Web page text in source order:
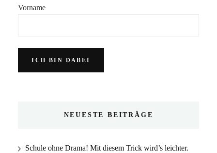
Vorname
NEUESTE BEITRÄGE
Schule ohne Drama! Mit diesem Trick wird’s leichter.